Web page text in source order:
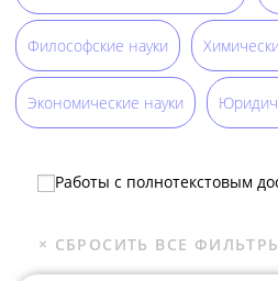
Философские науки
Экономические науки
Работы с полнотекстовым